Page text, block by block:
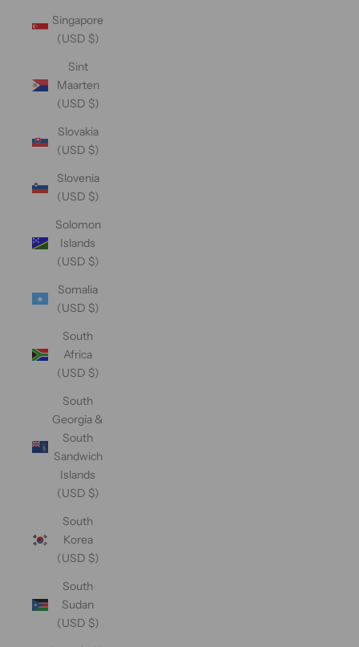
Singapore
(USD $)
Sint
Maarten
(USD $)
Slovakia
(USD $)
Slovenia
(USD $)
Solomon
Islands
(USD $)
Somalia
(USD $)
South
Africa
(USD $)
South
Georgia &
South
Sandwich
Islands
(USD $)
South
Korea
(USD $)
South
Sudan
(USD $)